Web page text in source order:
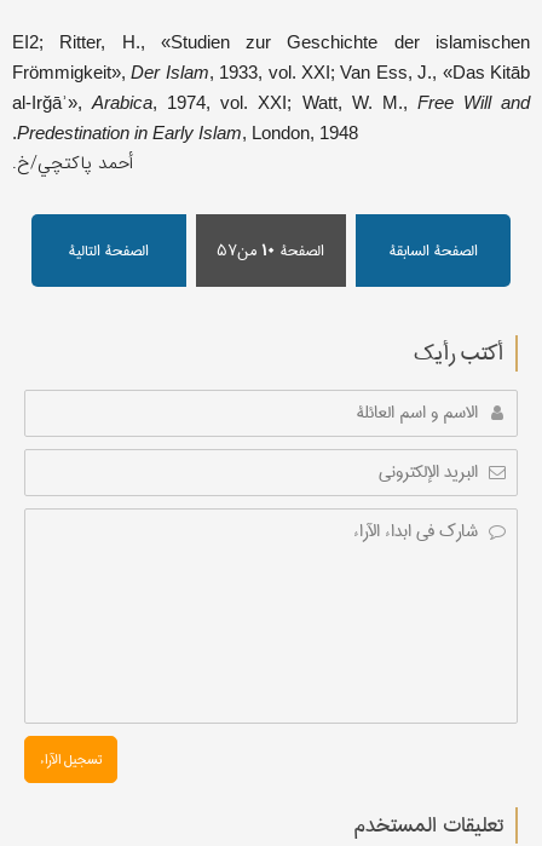
EI2; Ritter, H., «Studien zur Geschichte der islamischen
Frömmigkeit»,Der Islam, 1933, vol. XXI; Van Ess, J., «Das Kitāb
al-Irğāʾ»,Arabica, 1974, vol. XXI; Watt, W. M., Free Will and
Predestination in Early Islam, London, 1948.
أحمد پاكتچي/خ.
الصفحة السابقة الصفحة ۱۰ من۵۷ الصفحة التالیة
أکتب رأیك
تسجیل الآراء
تعليقات المستخدم